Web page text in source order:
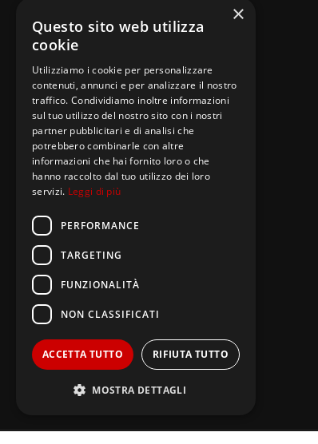
Dove siamo nel mondo
Santi di Famiglia
Postulazione Generale
San Luigi Orione
Santi di Famiglia
×
Questo sito web utilizza
cookie
Utilizziamo i cookie per personalizzare
contenuti, annunci e per analizzare il nostro
traffico. Condividiamo inoltre informazioni
sul tuo utilizzo del nostro sito con i nostri
partner pubblicitari e di analisi che
potrebbero combinarle con altre
informazioni che hai fornito loro o che
hanno raccolto dal tuo utilizzo dei loro
servizi. Leggi di più
PERFORMANCE
TARGETING
FUNZIONALITÀ
NON CLASSIFICATI
ACCETTA TUTTO RIFIUTA TUTTO
MOSTRA DETTAGLI